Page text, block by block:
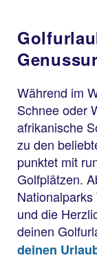
Während im
Schnee oder
afrikanische
zu den
punktet mit
Golfplätzen.
und die
deinen
deinen